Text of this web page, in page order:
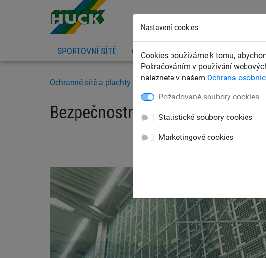
Nastavení cookies
Cookies používáme k tomu,
Pokračováním v používání
naleznete v našem Ochrana
Požadované soubory cookies
Statistické soubory cookies
Marketingové cookies
SPORTOVNÍ SÍTĚ OCHRANNÉ SÍTĚ A PLACHTY
Ochranné sítě a plachty Ochranné sítě pro sklady Sítě pro
Bezpečnostní regálová síť PP 5